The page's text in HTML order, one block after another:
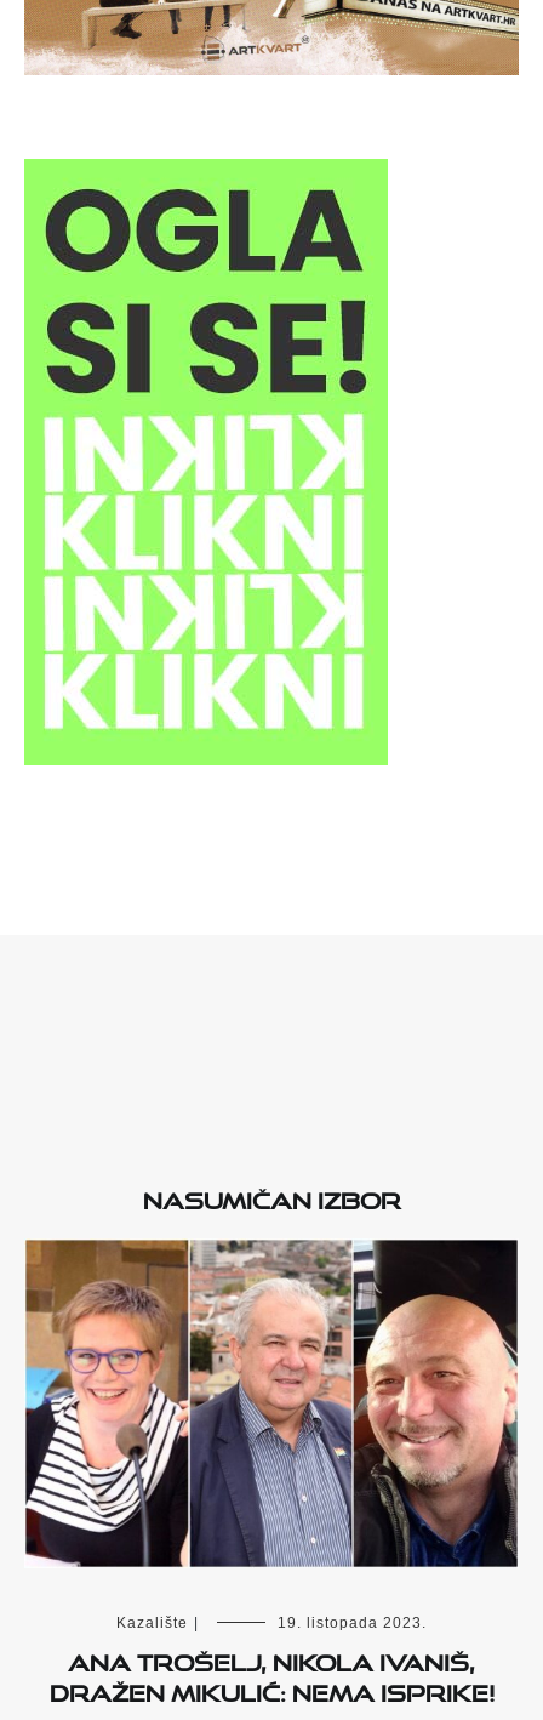
Nasumičan izbor
Kazalište 19. listopada 2023.
Ana Trošelj, Nikola Ivaniš,
Dražen Mikulić: Nema isprike!